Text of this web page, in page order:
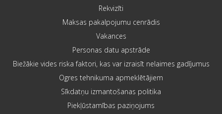
Rekvizīti
Maksas pakalpojumu cenrādis
Vakances
Personas datu apstrāde
Biežākie vides riska faktori, kas var izraisīt nelaimes gadījumus
Ogres tehnikuma apmeklētājiem
Sīkdatņu izmantošanas politika
Piekļūstamības paziņojums